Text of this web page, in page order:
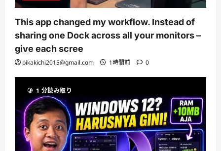
This app changed my workflow. Instead of
sharing one Dock across all your monitors –
give each scree
pikakichi2015@gmail.com 1時間前 0
1 分読み取り